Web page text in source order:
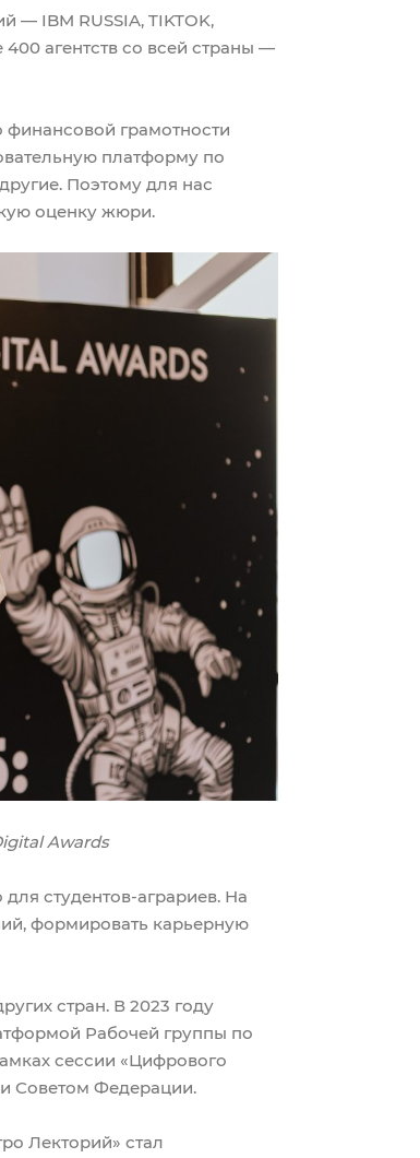
IBM RUSSIA, TIKTOK,
400 агентств со всей страны —
грамотности
платформу по
Поэтому для нас
оценку жюри.
Awards
студентов-аграриев. На
формировать карьерную
стран. В 2023 году
Рабочей группы по
сессии «Цифрового
Советом Федерации.
Лекторий» стал